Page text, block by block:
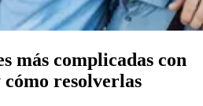
más complicadas con
resolverlas